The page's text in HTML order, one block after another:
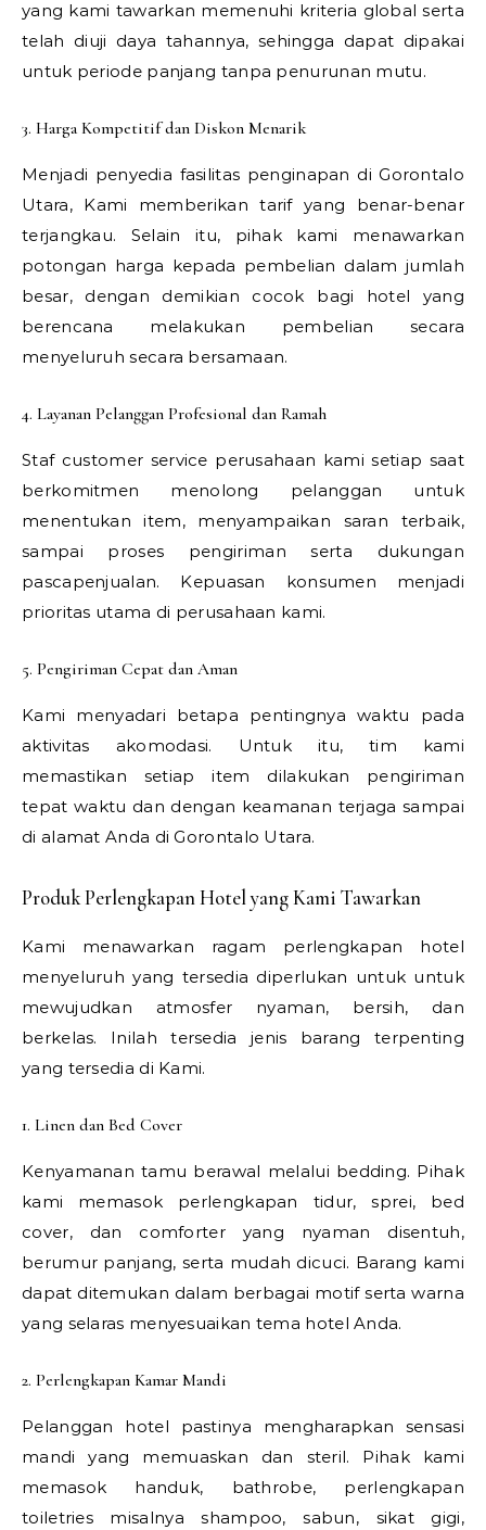
yang kami tawarkan memenuhi kriteria global serta
telah diuji daya tahannya, sehingga dapat dipakai
untuk periode panjang tanpa penurunan mutu.
3. Harga Kompetitif dan Diskon Menarik
Menjadi penyedia fasilitas penginapan di Gorontalo
Utara, Kami memberikan tarif yang benar-benar
terjangkau. Selain itu, pihak kami menawarkan
potongan harga kepada pembelian dalam jumlah
besar, dengan demikian cocok bagi hotel yang
berencana melakukan pembelian secara
menyeluruh secara bersamaan.
4. Layanan Pelanggan Profesional dan Ramah
Staf customer service perusahaan kami setiap saat
berkomitmen menolong pelanggan untuk
menentukan item, menyampaikan saran terbaik,
sampai proses pengiriman serta dukungan
pascapenjualan. Kepuasan konsumen menjadi
prioritas utama di perusahaan kami.
5. Pengiriman Cepat dan Aman
Kami menyadari betapa pentingnya waktu pada
aktivitas akomodasi. Untuk itu, tim kami
memastikan setiap item dilakukan pengiriman
tepat waktu dan dengan keamanan terjaga sampai
di alamat Anda di Gorontalo Utara.
Produk Perlengkapan Hotel yang Kami Tawarkan
Kami menawarkan ragam perlengkapan hotel
menyeluruh yang tersedia diperlukan untuk untuk
mewujudkan atmosfer nyaman, bersih, dan
berkelas. Inilah tersedia jenis barang terpenting
yang tersedia di Kami.
1. Linen dan Bed Cover
Kenyamanan tamu berawal melalui bedding. Pihak
kami memasok perlengkapan tidur, sprei, bed
cover, dan comforter yang nyaman disentuh,
berumur panjang, serta mudah dicuci. Barang kami
dapat ditemukan dalam berbagai motif serta warna
yang selaras menyesuaikan tema hotel Anda.
2. Perlengkapan Kamar Mandi
Pelanggan hotel pastinya mengharapkan sensasi
mandi yang memuaskan dan steril. Pihak kami
memasok handuk, bathrobe, perlengkapan
toiletries misalnya shampoo, sabun, sikat gigi,